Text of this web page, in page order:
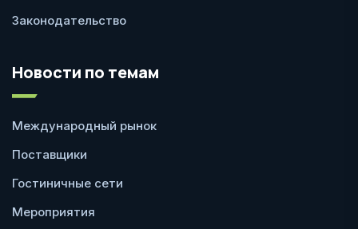
Законодательство
Новости по темам
Международный рынок
Поставщики
Гостиничные сети
Мероприятия